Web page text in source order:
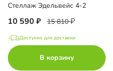
Стеллаж Эдельвейс 4-2
10 590 15 810
Доступно для доставки
В корзину